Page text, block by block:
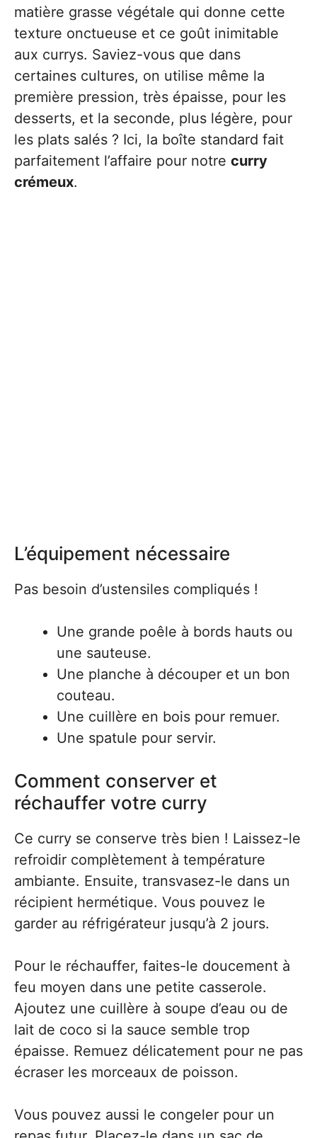
matière grasse végétale qui donne cette
texture onctueuse et ce goût inimitable
aux currys. Saviez-vous que dans
certaines cultures, on utilise même la
première pression, très épaisse, pour les
desserts, et la seconde, plus légère, pour
les plats salés ? Ici, la boîte standard fait
parfaitement l’affaire pour notre curry
crémeux.
L’équipement nécessaire
Pas besoin d’ustensiles compliqués !
Une grande poêle à bords hauts ou
une sauteuse.
Une planche à découper et un bon
couteau.
Une cuillère en bois pour remuer.
Une spatule pour servir.
Comment conserver et
réchauffer votre curry
Ce curry se conserve très bien ! Laissez-le
refroidir complètement à température
ambiante. Ensuite, transvasez-le dans un
récipient hermétique. Vous pouvez le
garder au réfrigérateur jusqu’à 2 jours.
Pour le réchauffer, faites-le doucement à
feu moyen dans une petite casserole.
Ajoutez une cuillère à soupe d’eau ou de
lait de coco si la sauce semble trop
épaisse. Remuez délicatement pour ne pas
écraser les morceaux de poisson.
Vous pouvez aussi le congeler pour un